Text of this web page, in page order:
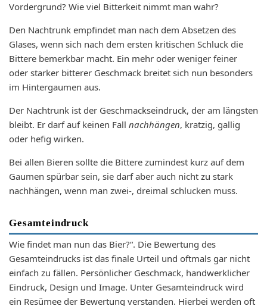
Vordergrund? Wie viel Bitterkeit nimmt man wahr?
Den Nachtrunk empfindet man nach dem Absetzen des
Glases, wenn sich nach dem ersten kritischen Schluck die
Bittere bemerkbar macht. Ein mehr oder weniger feiner
oder starker bitterer Geschmack breitet sich nun besonders
im Hintergaumen aus.
Der Nachtrunk ist der Geschmackseindruck, der am längsten
bleibt. Er darf auf keinen Fall nachhängen, kratzig, gallig
oder hefig wirken.
Bei allen Bieren sollte die Bittere zumindest kurz auf dem
Gaumen spürbar sein, sie darf aber auch nicht zu stark
nachhängen, wenn man zwei-, dreimal schlucken muss.
Gesamteindruck
Wie findet man nun das Bier?“. Die Bewertung des
Gesamteindrucks ist das finale Urteil und oftmals gar nicht
einfach zu fällen. Persönlicher Geschmack, handwerklicher
Eindruck, Design und Image. Unter Gesamteindruck wird
ein Resümee der Bewertung verstanden. Hierbei werden oft